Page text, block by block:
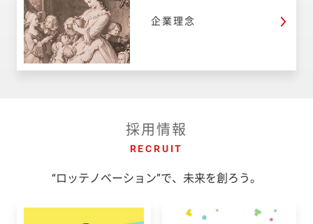
企業理念
採用情報
RECRUIT
“ロッテノベーション”で、未来を創ろう。